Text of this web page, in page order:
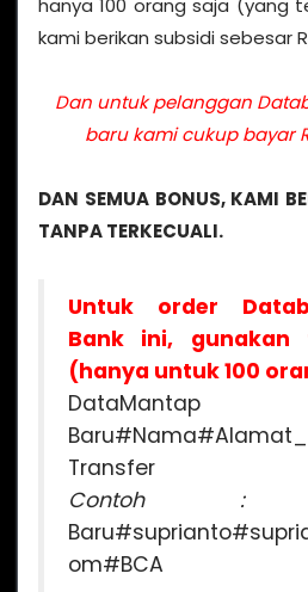
kami berikan subsidi sebesar
Dan untuk pelanggan
baru kami cukup bayar
DAN SEMUA BONUS, KAMI
TANPA TERKECUALI.
Untuk order
Bank ini, gunakan
(hanya untuk 100
DataMantap
Transfer
Contoh :
om#BCA